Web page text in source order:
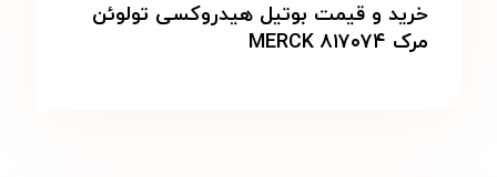
خرید و قیمت بوتیل هیدروکسی تولوئن
مرک MERCK ۸۱۷۰۷۴